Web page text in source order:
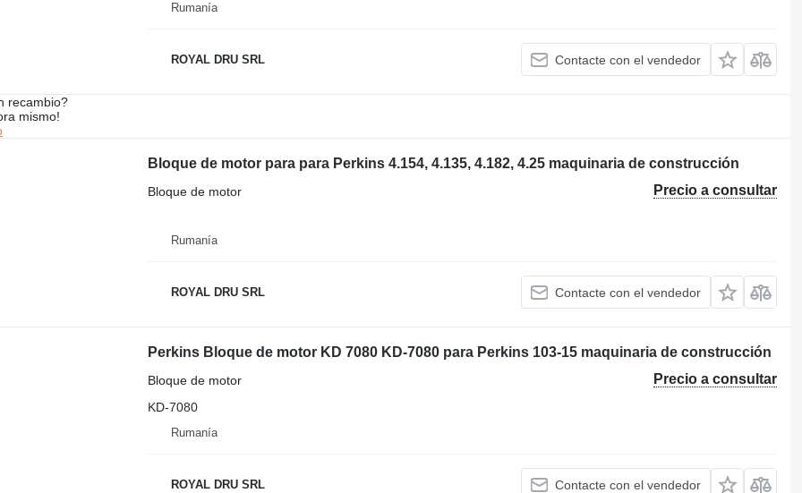
Rumanía
ROYAL DRU SRL Contacte con el vendedor
recambio?
mismo!
Bloque de motor para para Perkins 4.154, 4.135, 4.182, 4.25 maquinaria de construcción
Precio a consultar
Bloque de motor
Rumanía
ROYAL DRU SRL Contacte con el vendedor
Perkins Bloque de motor KD 7080 KD-7080 para Perkins 103-15 maquinaria de construcción
Precio a consultar
Bloque de motor
KD-7080
Rumanía
ROYAL DRU SRL Contacte con el vendedor